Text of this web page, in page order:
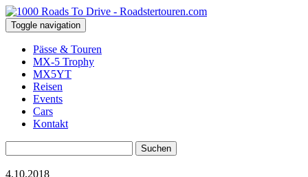
Toggle navigation
Pässe & Touren
MX-5 Trophy
MX5YT
Reisen
Events
Cars
Kontakt
nach:
4.10.2018